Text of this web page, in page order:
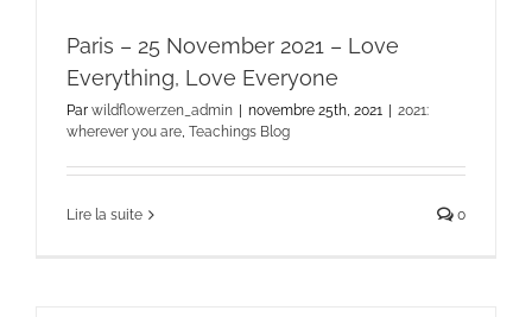
Paris – 25 November 2021 – Love
Everything, Love Everyone
Par wildflowerzen_admin | novembre 25th, 2021 | 2021:
wherever you are Teachings Blog
Lire la suite 0